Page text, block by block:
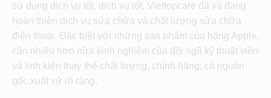
sử dụng dịch vụ tốt, dịch vụ tốt, Viettopcare đã và đang
hoàn thiện dịch vụ sửa chữa và chất lượng sửa chữa
điện thoại. Đặc biệt với những sản phẩm của hãng Apple,
cần nhiều hơn nữa kinh nghiệm của đội ngũ kỹ thuật viên
và linh kiện thay thế chất lượng, chính hãng, có nguồn
gốc xuất xứ rõ ràng.